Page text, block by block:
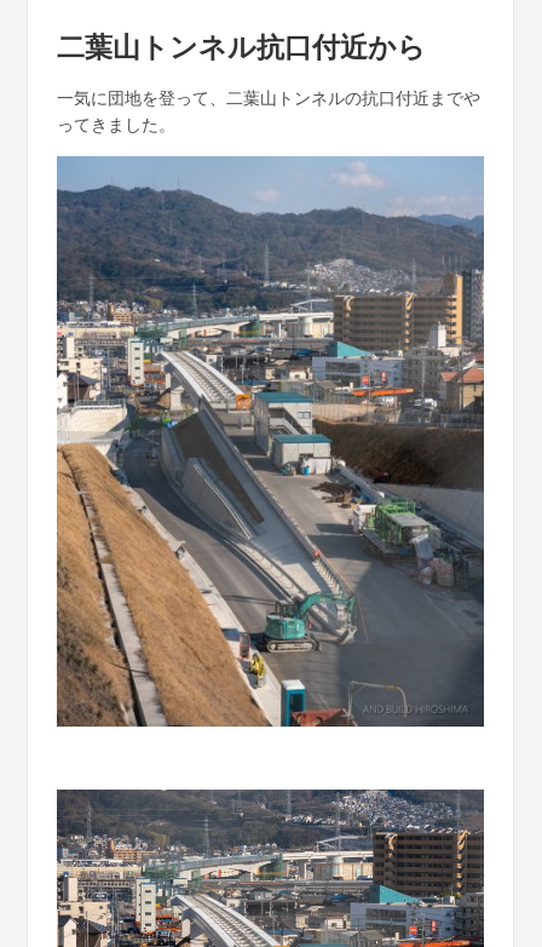
二葉山トンネル抗口付近から
一気に団地を登って、二葉山トンネルの抗口付近までや
ってきました。